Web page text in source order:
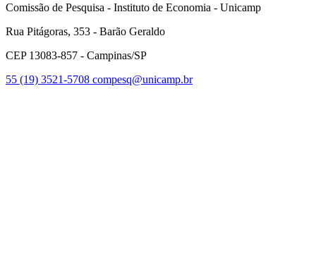
Comissão de Pesquisa - Instituto de Economia - Unicamp
Rua Pitágoras, 353 - Barão Geraldo
CEP 13083-857 - Campinas/SP
55 (19) 3521-5708 compesq@unicamp.br